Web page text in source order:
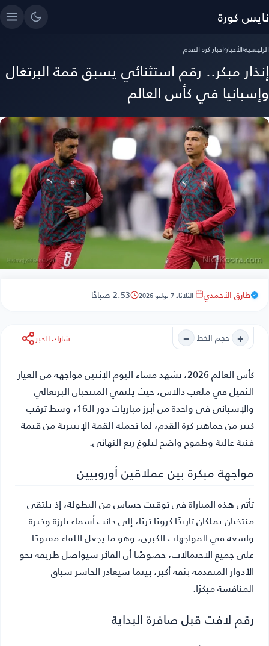
نايس كورة
الرئيسية›الأخبار›أخبار كرة القدم
إنذار مبكر.. رقم استثنائي يسبق قمة البرتغال
وإسبانيا في كأس العالم
طارق الأحمدي الثلاثاء 7 يوليو 2026 2:53 صباحًا
+ حجم الخط − شارك الخبر
كأس العالم 2026
، تشهد مساء اليوم الإثنين مواجهة من العيار
الثقيل في ملعب دالاس، حيث يلتقي المنتخبان البرتغالي
والإسباني في واحدة من أبرز مباريات دور الـ16، وسط ترقب
كبير من جماهير كرة القدم، لما تحمله القمة الإيبيرية من قيمة
فنية عالية وطموح واضح لبلوغ ربع النهائي.
مواجهة مبكرة بين عملاقين أوروبيين
تأتي هذه المباراة في توقيت حساس من البطولة، إذ يلتقي
منتخبان يملكان تاريخًا كرويًا ثريًا، إلى جانب أسماء بارزة وخبرة
واسعة في المواجهات الكبرى، وهو ما يجعل اللقاء مفتوحًا
على جميع الاحتمالات، خصوصًا أن الفائز سيواصل طريقه نحو
الأدوار المتقدمة بثقة أكبر، بينما سيغادر الخاسر سباق
المنافسة مبكرًا.
رقم لافت قبل صافرة البداية